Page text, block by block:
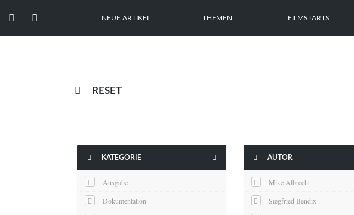
  NEUE ARTIKEL THEMEN FILMSTARTS
 RESET
 KATEGORIE 
Ausgabe
Dokumentation
 AUTOR
Mike Albrecht
Siegfried Bendix